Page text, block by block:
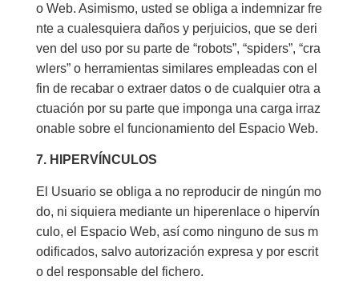
o Web. Asimismo, usted se obliga a indemnizar fre
nte a cualesquiera daños y perjuicios, que se deri
ven del uso por su parte de “robots”, “spiders”, “cra
wlers” o herramientas similares empleadas con el
fin de recabar o extraer datos o de cualquier otra a
ctuación por su parte que imponga una carga irraz
onable sobre el funcionamiento del Espacio Web.
7. HIPERVÍNCULOS
El Usuario se obliga a no reproducir de ningún mo
do, ni siquiera mediante un hiperenlace o hipervín
culo, el Espacio Web, así como ninguno de sus m
odificados, salvo autorización expresa y por escrit
o del responsable del fichero.